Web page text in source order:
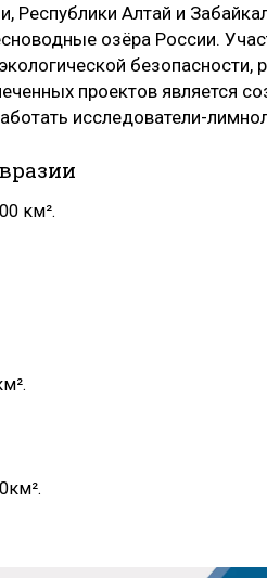
Республики Алтай и
озёра России.
безопасности,
проектов является
исследователи-
км².